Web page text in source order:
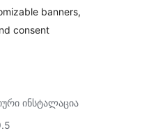
banners,
consent
ინსტალაცია